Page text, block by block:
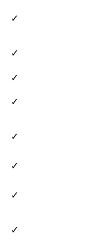
✓
✓
✓
✓
✓
✓
✓
✓